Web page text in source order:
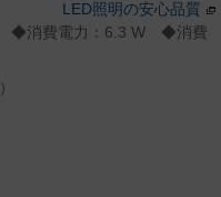
LED照明の安心品質
◆消費電力：6.3 W ◆消費